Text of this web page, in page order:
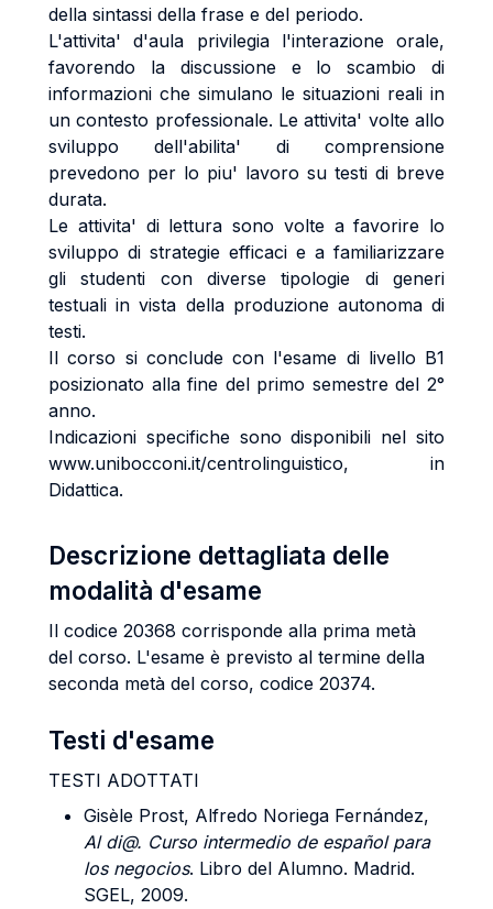
della sintassi della frase e del periodo.
L'attivita' d'aula privilegia l'interazione orale,
favorendo la discussione e lo scambio di
informazioni che simulano le situazioni reali in
un contesto professionale. Le attivita' volte allo
sviluppo dell'abilita' di comprensione
prevedono per lo piu' lavoro su testi di breve
durata.
Le attivita' di lettura sono volte a favorire lo
sviluppo di strategie efficaci e a familiarizzare
gli studenti con diverse tipologie di generi
testuali in vista della produzione autonoma di
testi.
Il corso si conclude con l'esame di livello B1
posizionato alla fine del primo semestre del 2°
anno.
Indicazioni specifiche sono disponibili nel sito
www.unibocconi.it/centrolinguistico, in
Didattica.
Descrizione dettagliata delle
modalità d'esame
Il codice 20368 corrisponde alla prima metà
del corso. L'esame è previsto al termine della
seconda metà del corso, codice 20374.
Testi d'esame
TESTI ADOTTATI
Gisèle Prost, Alfredo Noriega Fernández,
Al di@. Curso intermedio de español para
los negocios. Libro del Alumno. Madrid.
SGEL, 2009.